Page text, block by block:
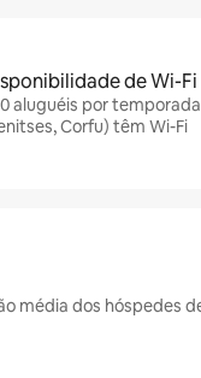
de Wi-Fi
aluguéis por
Corfu) têm Wi-Fi
média dos hóspedes